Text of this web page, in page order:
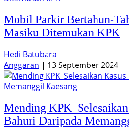
Mobil Parkir Bertahun-
Masiku Ditemukan KPK
Hedi Batubara
Anggaran | 13 September 2024
Mending KPK
Bahuri Daripada